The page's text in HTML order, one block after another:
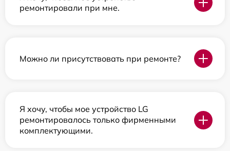
ремонтировали при мне.
Можно ли присутствовать при ремонте?
Я хочу, чтобы мое устройство LG
ремонтировалось только фирменными
комплектующими.